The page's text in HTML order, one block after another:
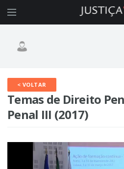
< VOLTAR
Temas de Direito
Penal III (2017)